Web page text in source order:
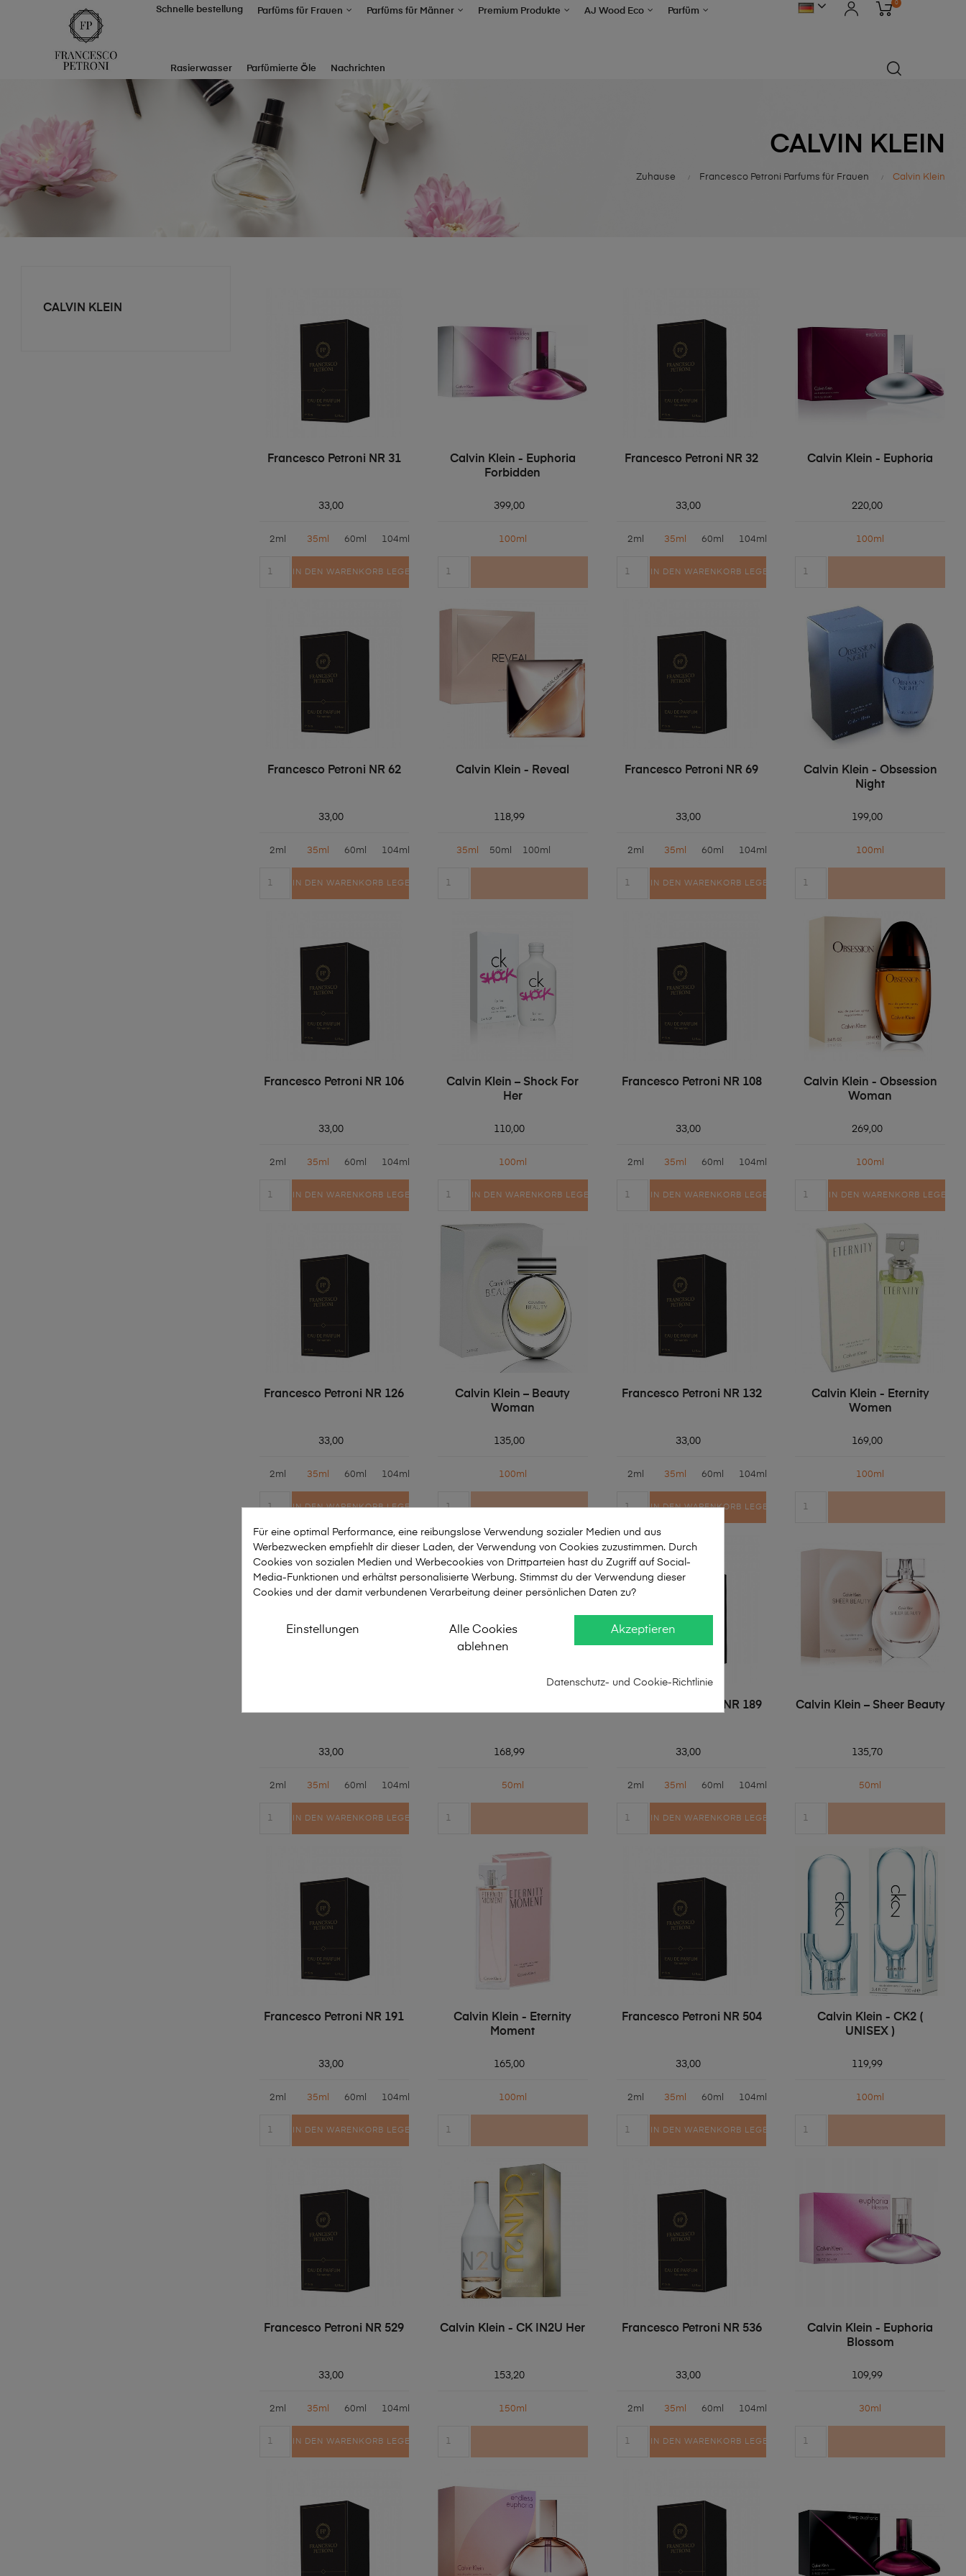
Schnelle bestellung Parfüms für Frauen Parfüms für Männer Premium Produkte AJ Wood Eco Parfüm
Rasierwasser Parfümierte Öle Nachrichten
0
CALVIN KLEIN
Zuhause Francesco Petroni Parfums für Frauen Calvin Klein
CALVIN KLEIN
Francesco Petroni NR 31
33,00
2ml 35ml 60ml 104ml
IN DEN WARENKORB LEGEN
Calvin Klein - Euphoria
Forbidden
399,00
100ml
Francesco Petroni NR 32
33,00
2ml 35ml 60ml 104ml
IN DEN WARENKORB LEGEN
Calvin Klein - Euphoria
220,00
100ml
Francesco Petroni NR 62
33,00
2ml 35ml 60ml 104ml
IN DEN WARENKORB LEGEN
Calvin Klein - Reveal
118,99
35ml 50ml 100ml
Francesco Petroni NR 69
33,00
2ml 35ml 60ml 104ml
IN DEN WARENKORB LEGEN
Calvin Klein - Obsession
Night
199,00
100ml
Francesco Petroni NR 106
33,00
2ml 35ml 60ml 104ml
IN DEN WARENKORB LEGEN
Calvin Klein – Shock For
Her
110,00
100ml
IN DEN WARENKORB LEGEN
Francesco Petroni NR 108
33,00
2ml 35ml 60ml 104ml
IN DEN WARENKORB LEGEN
Calvin Klein - Obsession
Woman
269,00
100ml
IN DEN WARENKORB LEGEN
Francesco Petroni NR 126
33,00
2ml 35ml 60ml 104ml
IN DEN WARENKORB LEGEN
Calvin Klein – Beauty
Woman
135,00
100ml
Francesco Petroni NR 132
33,00
2ml 35ml 60ml 104ml
IN DEN WARENKORB LEGEN
Calvin Klein - Eternity
Women
169,00
100ml
33,00
2ml 35ml 60ml 104ml
IN DEN WARENKORB LEGEN
168,99
50ml
Francesco Petroni NR 189
33,00
2ml 35ml 60ml 104ml
IN DEN WARENKORB LEGEN
Calvin Klein – Sheer Beauty
135,70
50ml
Francesco Petroni NR 191
33,00
2ml 35ml 60ml 104ml
IN DEN WARENKORB LEGEN
Calvin Klein - Eternity
Moment
165,00
100ml
Francesco Petroni NR 504
33,00
2ml 35ml 60ml 104ml
IN DEN WARENKORB LEGEN
Calvin Klein - CK2 (
UNISEX )
119,99
100ml
Francesco Petroni NR 529
33,00
2ml 35ml 60ml 104ml
IN DEN WARENKORB LEGEN
Calvin Klein - CK IN2U Her
153,20
150ml
Francesco Petroni NR 536
33,00
2ml 35ml 60ml 104ml
IN DEN WARENKORB LEGEN
Calvin Klein - Euphoria
Blossom
109,99
30ml
Für eine optimal Performance, eine reibungslose Verwendung sozialer Medien und aus
Werbezwecken empfiehlt dir dieser Laden, der Verwendung von Cookies zuzustimmen. Durch
Cookies von sozialen Medien und Werbecookies von Drittparteien hast du Zugriff auf Social-
Media-Funktionen und erhältst personalisierte Werbung. Stimmst du der Verwendung dieser
Cookies und der damit verbundenen Verarbeitung deiner persönlichen Daten zu?
Akzeptieren
Alle Cookies
ablehnen
Einstellungen
Datenschutz- und Cookie-Richtlinie